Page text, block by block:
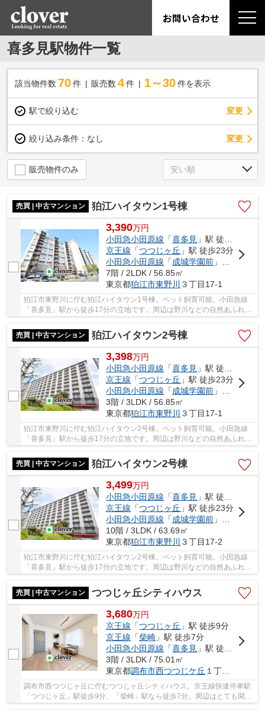
お問い合わせ
喜多見駅物件一覧
該当物件数 70件 販売数 4 件 1～30 件を表示
駅で絞り込む 変更
絞り込み条件： なし 変更
販売物件のみ
売買 | 中古マンション 狛江ハイタウン1号棟
3,390万円
小田急小田原線 「喜多見 」駅 徒歩17分
京王線 「つつじヶ丘 」駅 徒歩23分
小田急小田原線 「成城学園前 」駅 徒歩26分
7階 / 2LDK / 56.85㎡
東京都狛江市東野川 ３丁目17-1
狛江市東野川に佇む狛江ハイタウン1号棟。ペット飼育可能。小田急線
「喜多見」駅から徒歩17分の立地です。周辺は野川などの自然あふれる
住環境です。複数の棟からなる一段の団地でとて...
売買 | 中古マンション
狛江ハイタウン2号棟
3,398万円
小田急小田原線 「喜多見 」駅 徒歩17分
京王線 「つつじヶ丘 」駅 徒歩23分
小田急小田原線 「成城学園前 」駅 徒歩26分
3階 / 3LDK / 56.85㎡
東京都狛江市東野川 ３丁目17-1
狛江市東野川に佇む狛江ハイタウン2号棟。ペット飼育可能。小田急線
「喜多見」駅から徒歩17分の立地です。周辺は野川などの自然あふれる
住環境です。複数の棟からなる一段の団地でとて...
売買 | 中古マンション
狛江ハイタウン2号棟
3,499万円
小田急小田原線 「喜多見 」駅 徒歩18分
京王線 「つつじヶ丘 」駅 徒歩23分
小田急小田原線 「成城学園前 」駅 徒歩26分
10階 / 3LDK / 63.69㎡
東京都狛江市東野川 ３丁目17-2
狛江市東野川に佇む狛江ハイタウン2号棟。ペット飼育可能。小田急線
「喜多見」駅から徒歩17分の立地です。周辺は野川などの自然あふれる
売買 | 中古マンション
つつじヶ丘シティハウス
3,680万円
京王線 「つつじヶ丘 」駅 徒歩9分
京王線 「柴崎 」駅 徒歩7分
小田急小田原線 「喜多見 」駅 徒歩43分
3階 / 3LDK / 75.01㎡
東京都調布市西つつじケ丘 １丁目5-13
調布市西つつじヶ丘に佇むつつじヶ丘シティハウス。京王線快速停車駅
「つつじヶ丘」駅徒歩9分、「柴崎」駅なら徒歩7分。周辺はとても閑静